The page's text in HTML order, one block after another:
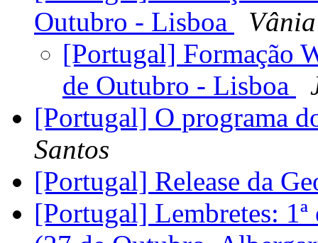
Outubro - Lisboa
[Portugal] Formação
de Outubro - Lisboa
[Portugal] O programa
Santos
[Portugal] Release da
[Portugal] Lembretes: